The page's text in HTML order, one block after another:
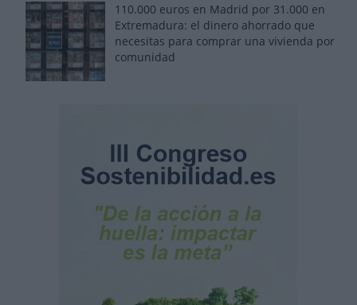
110.000 euros en Madrid por 31.000 en
Extremadura: el dinero ahorrado que
necesitas para comprar una vivienda por
comunidad